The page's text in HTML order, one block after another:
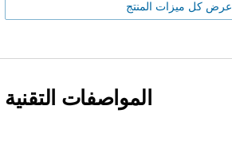
عرض كل ميزات المنتج
المواصفات التقنية